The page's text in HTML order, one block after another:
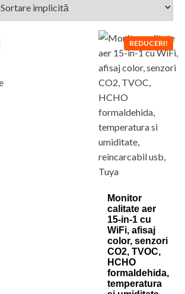
REDUCERI!
Monitor
calitate aer
15-in-1 cu
WiFi, afisaj
color, senzori
CO2, TVOC,
HCHO
formaldehida,
temperatura